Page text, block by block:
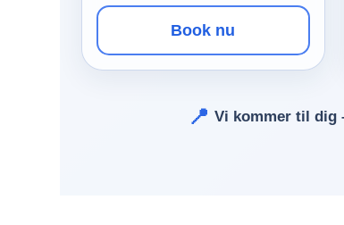
Book nu
📍 Vi kommer til dig